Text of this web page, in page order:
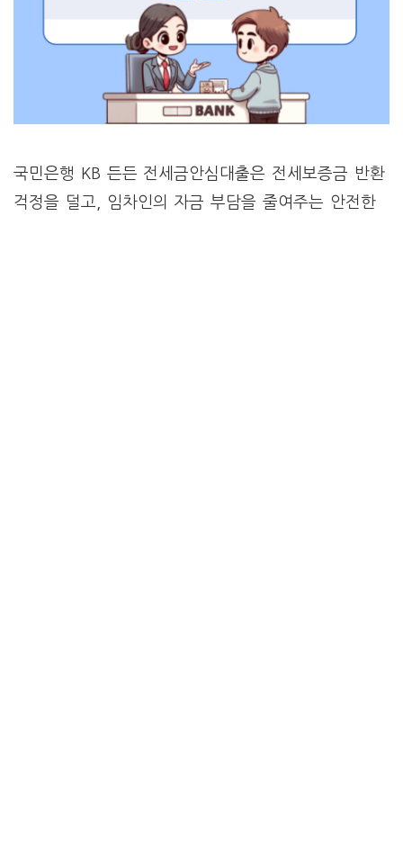
국민은행 KB 든든 전세금안심대출은 전세보증금 반환
걱정을 덜고, 임차인의 자금 부담을 줄여주는 안전한